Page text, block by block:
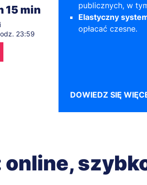
15 min
23:59
publicznych, w
Elastyczny
opłacać czesne.
DOWIEDZ SIĘ